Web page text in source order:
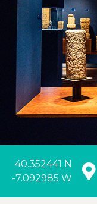
40.352441 N
-7.092985 W